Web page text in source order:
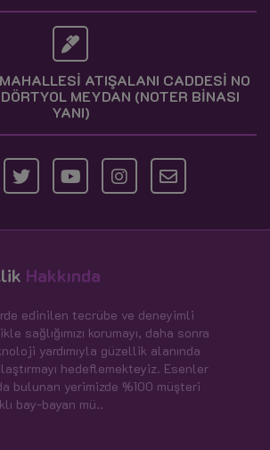
ATIŞALANI CADDESİ NO
MEYDAN (NOTER BİNASI
YANI)
Hakkında
edinilen tecrübe ve deneyimli
sağlığımızı korumayı, daha sonra
yardımıyla güzellik alanında
hedeflemekteyiz. Esenler
bulunan yerimizde %100 müşteri
bay-bayan mü..